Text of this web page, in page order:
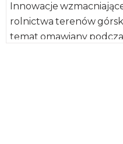
Innowacje
rolnictwa terenów
temat omawiany